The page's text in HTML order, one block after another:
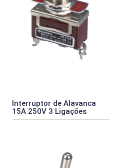
Interruptor de Alavanca
15A 250V 3 Ligaçőes